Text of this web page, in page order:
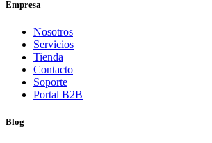
Empresa
Nosotros
Servicios
Tienda
Contacto
Soporte
Portal B2B
Blog